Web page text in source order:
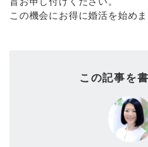
この機会にお得に婚活を始め
この記事を